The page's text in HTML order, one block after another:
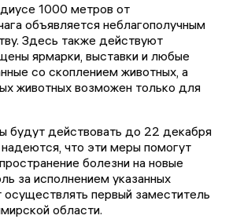
1000 метров от
объявляется неблагополучным
Здесь также действуют
ярмарки, выставки и любые
со скоплением животных, а
животных возможен только для
будут действовать до 22 декабря
что эти меры помогут
болезни на новые
за исполнением указанных
первый заместитель
области.